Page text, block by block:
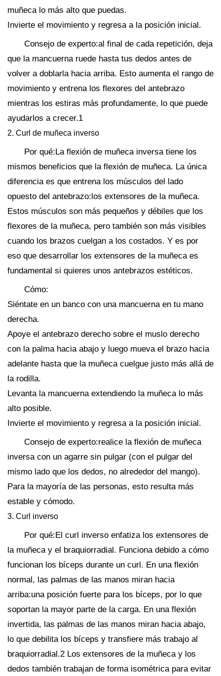
muñeca lo más alto que puedas.
Invierte el movimiento y regresa a la posición inicial.
Consejo de experto:al final de cada repetición, deja
que la mancuerna ruede hasta tus dedos antes de
volver a doblarla hacia arriba. Esto aumenta el rango de
movimiento y entrena los flexores del antebrazo
mientras los estiras más profundamente, lo que puede
ayudarlos a crecer.1
2. Curl de muñeca inverso
Por qué:La flexión de muñeca inversa tiene los
mismos beneficios que la flexión de muñeca. La única
diferencia es que entrena los músculos del lado
opuesto del antebrazo:los extensores de la muñeca.
Estos músculos son más pequeños y débiles que los
flexores de la muñeca, pero también son más visibles
cuando los brazos cuelgan a los costados. Y es por
eso que desarrollar los extensores de la muñeca es
fundamental si quieres unos antebrazos estéticos.
Cómo:
Siéntate en un banco con una mancuerna en tu mano
derecha.
Apoye el antebrazo derecho sobre el muslo derecho
con la palma hacia abajo y luego mueva el brazo hacia
adelante hasta que la muñeca cuelgue justo más allá de
la rodilla.
Levanta la mancuerna extendiendo la muñeca lo más
alto posible.
Invierte el movimiento y regresa a la posición inicial.
Consejo de experto:realice la flexión de muñeca
inversa con un agarre sin pulgar (con el pulgar del
mismo lado que los dedos, no alrededor del mango).
Para la mayoría de las personas, esto resulta más
estable y cómodo.
3. Curl inverso
Por qué:El curl inverso enfatiza los extensores de
la muñeca y el braquiorradial. Funciona debido a cómo
funcionan los bíceps durante un curl. En una flexión
normal, las palmas de las manos miran hacia
arriba:una posición fuerte para los bíceps, por lo que
soportan la mayor parte de la carga. En una flexión
invertida, las palmas de las manos miran hacia abajo,
lo que debilita los bíceps y transfiere más trabajo al
braquiorradial.2 Los extensores de la muñeca y los
dedos también trabajan de forma isométrica para evitar